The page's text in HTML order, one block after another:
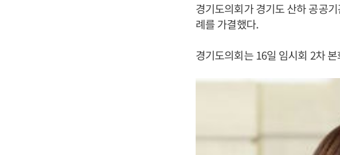
경기도의회가 경기도 산하 공공
례를 가결했다.
경기도의회는 16일 임시회 2차